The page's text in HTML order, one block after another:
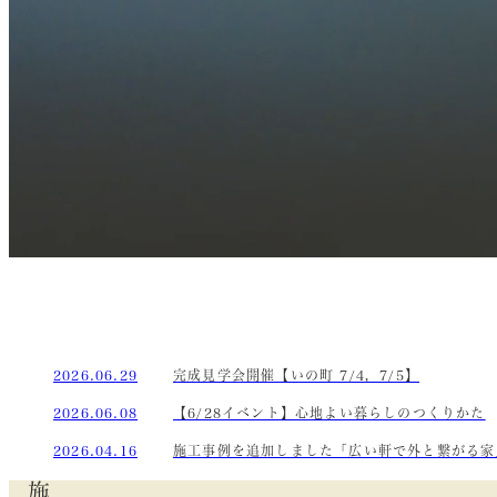
2026.06.29 完成見学会開催【いの町 7/4，7/5】
2026.06.08 【6/28イベント】心地よい暮らしのつくりかた
2026.04.16 施工事例を追加しました「広い軒で外と繋がる